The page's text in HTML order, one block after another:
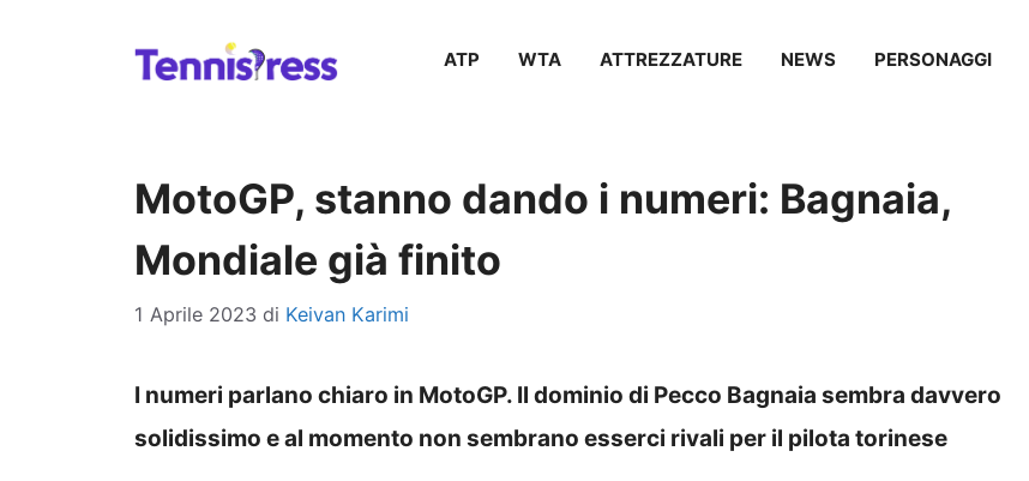
ATP WTA ATTREZZATURE NEWS PERSONAGGI
MotoGP, stanno dando i numeri: Bagnaia,
Mondiale già finito
1 Aprile 2023 di Keivan Karimi
I numeri parlano chiaro in MotoGP. Il dominio di Pecco Bagnaia sembra davvero
solidissimo e al momento non sembrano esserci rivali per il pilota torinese